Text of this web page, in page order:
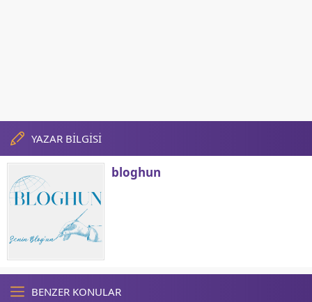
YAZAR BİLGİSİ
bloghun
BENZER KONULAR